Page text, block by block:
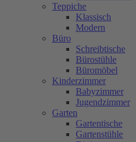
Teppiche
Klassisch
Modern
Büro
Schreibtische
Bürostühle
Büromöbel
Kinderzimmer
Babyzimmer
Jugendzimmer
Garten
Gartentische
Gartenstühle